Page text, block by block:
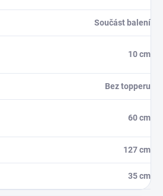
Součást balení
10 cm
Bez topperu
60 cm
127 cm
35 cm